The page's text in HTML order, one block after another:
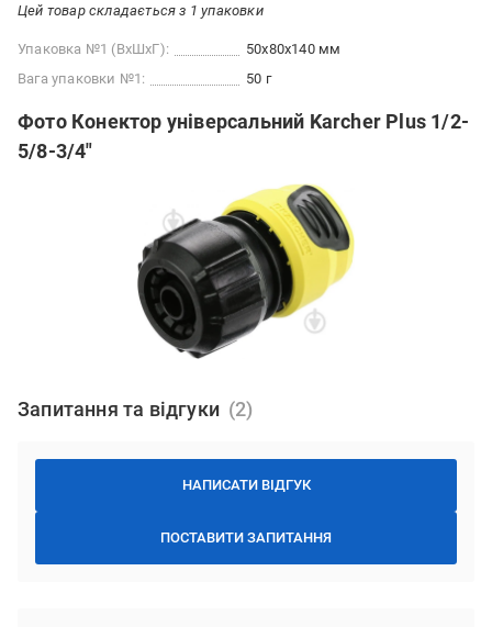
Цей товар складається з 1 упаковки
Упаковка №1 (ВхШхГ):
50x80x140 мм
Вага упаковки №1:
50 г
Фото Конектор універсальний Karcher Plus 1/2-
5/8-3/4"
Запитання та відгуки
НАПИСАТИ ВІДГУК
ПОСТАВИТИ ЗАПИТАННЯ